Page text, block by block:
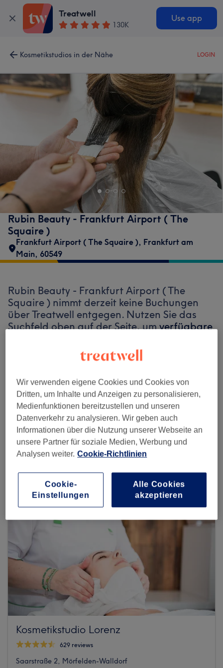
Treatwell
130K
Use app
Kosmetikstudios in der Nähe LOGIN
Rubin Beauty - Frankfurt Airport ( The
Squaire )
Frankfurt Airport ( The Squaire ), Frankfurt am
Main, 60549
Rubin Beauty - Frankfurt Airport ( The
Squaire ) nimmt derzeit keine Buchungen
über Treatwell entgegen. Nutzen Sie das
Suchfeld oben auf der Seite, um verfügbare
viele erstklassige Profis auf Ihren Besuch.
Finde die besten Salons in deiner Nähe
Auf Treatwell finden
Kosmetikstudio Lorenz
629 reviews
Saarstraße 2, Mörfelden-Walldorf
Wir verwenden eigene Cookies und Cookies von
Dritten, um Inhalte und Anzeigen zu personalisieren,
Medienfunktionen bereitzustellen und unseren
Datenverkehr zu analysieren. Wir geben auch
Informationen über die Nutzung unserer Webseite an
unsere Partner für soziale Medien, Werbung und
Analysen weiter. Cookie-Richtlinien
Cookie-
Einstellungen
Alle Cookies
akzeptieren